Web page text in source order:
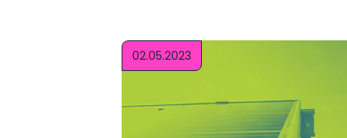
02.05.2023